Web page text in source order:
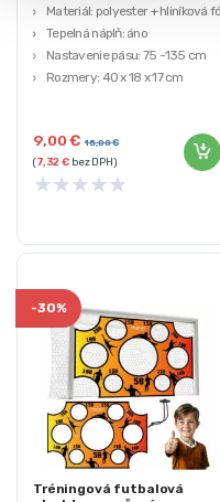
Materiál: polyester + hliníková
Tepelná náplň: áno
Nastavenie pásu: 75 -135 cm
Rozmery: 40 x 18 x 17 cm
9,00€ 15,00€
(7,32€ bez DPH)
★★★★★
-30%
Tréningová futbalová